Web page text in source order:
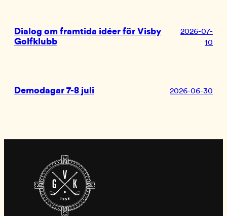
Dialog om framtida idéer för Visby
Golfklubb
2026-07-
10
Demodagar 7-8 juli 2026-06-30